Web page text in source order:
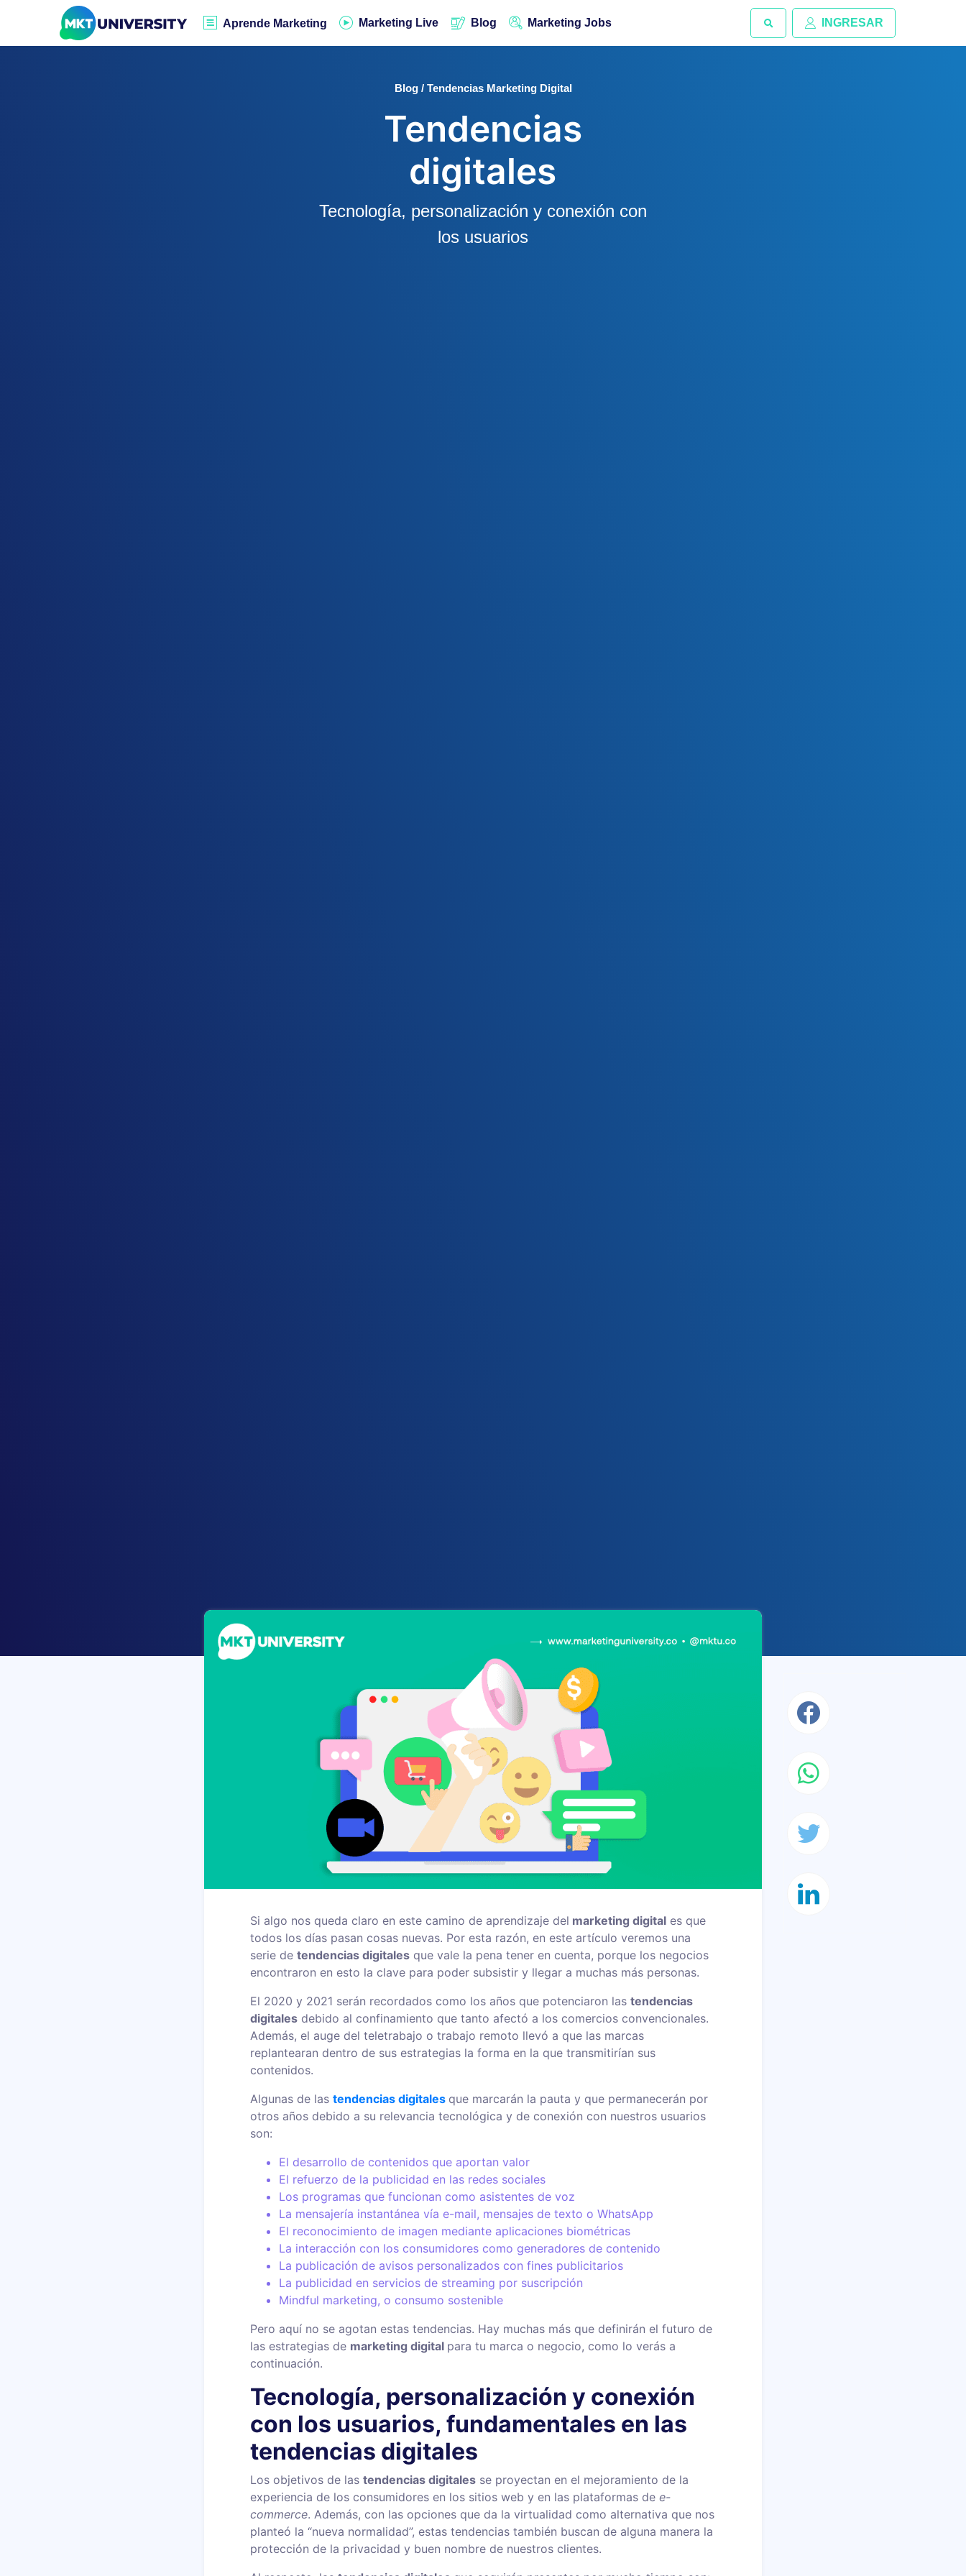
Aprende Marketing Marketing Live Blog Marketing Jobs INGRESAR
Blog / Tendencias Marketing Digital
Tendencias
digitales
Tecnología, personalización y conexión con
los usuarios
Si algo nos queda claro en este camino de aprendizaje del marketing digital es que
todos los días pasan cosas nuevas. Por esta razón, en este artículo veremos una
serie detendencias digitales que vale la pena tener en cuenta, porque los negocios
encontraron en esto la clave para poder subsistir y llegar a muchas más personas.
El 2020 y 2021 serán recordados como los años que potenciaron lastendencias
digitales debido al confinamiento que tanto afectó a los comercios convencionales.
Además, el auge del teletrabajo o trabajo remoto llevó a que las marcas
replantearan dentro de sus estrategias la forma en la que transmitirían sus
contenidos.
Algunas de lastendencias digitales que marcarán la pauta y que permanecerán por
otros años debido a su relevancia tecnológica y de conexión con nuestros usuarios
son:
El desarrollo de contenidos que aportan valor
El refuerzo de la publicidad en las redes sociales
Los programas que funcionan como asistentes de voz
La mensajería instantánea vía e-mail, mensajes de texto o WhatsApp
El reconocimiento de imagen mediante aplicaciones biométricas
La interacción con los consumidores como generadores de contenido
La publicación de avisos personalizados con fines publicitarios
La publicidad en servicios de streaming por suscripción
Mindful marketing, o consumo sostenible
Pero aquí no se agotan estas tendencias. Hay muchas más que definirán el futuro de
las estrategias de marketing digital para tu marca o negocio, como lo verás a
continuación.
Tecnología, personalización y conexión
con los usuarios, fundamentales en las
tendencias digitales
Los objetivos de lastendencias digitales se proyectan en el mejoramiento de la
experiencia de los consumidores en los sitios web y en las plataformas dee-
commerce. Además, con las opciones que da la virtualidad como alternativa que nos
planteó la “nueva normalidad”, estas tendencias también buscan de alguna manera la
protección de la privacidad y buen nombre de nuestros clientes.